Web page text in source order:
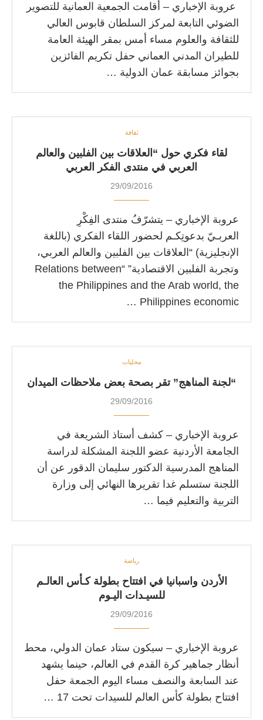
عروبة الإخباري – أقامت الجمعية العمانية للتصوير
الضوئي التابعة لمركز السلطان قابوس العالي
للثقافة والعلوم مساء أمس بمقر الهيئة العامة
للطيران المدني العماني حفل تكريم الفائزين
بجوائز مسابقة عمان الدولية …
ثقافة
لقاء فكري حول “العلاقات بين الفلبين والعالم
العربي في منتدى الفكر العربي
29/09/2016
عروبة الإخباري – يتشرّفُ منتدى الفِكْرِ
العربـيّ بدعوتِكـم لحضور اللقاء الفكري (باللغة
الإنجليزية) “العلاقات بين الفلبين والعالم العربي،
وتجربة الفلبين الاقتصادية” “Relations between
the Philippines and the Arab world, the
Philippines economic …
محليات
“لجنة المناهج” تقر بصحة بعض ملاحظات الميدان
29/09/2016
عروبة الإخباري – كشف أستاذ الشريعة في
الجامعة الأردنية عضو اللجنة المشكلة لدراسة
المناهج المدرسية الدكتور سليمان الدقور عن أن
اللجنة ستسلم غدا تقريرها النهائي إلى وزارة
التربية والتعليم فيما …
رياضة
الأردن واسبانيا في افتتاح بطولة كـأس العالـم
للسيـدات اليـوم
29/09/2016
عروبة الإخباري – سيكون ستاد عمان الدولي، محط
أنظار جماهير كرة القدم في العالم، حينما يشهد
عند السابعة والنصف مساء اليوم الجمعة حفل
افتتاح بطولة كأس العالم للسيدات تحت 17 …